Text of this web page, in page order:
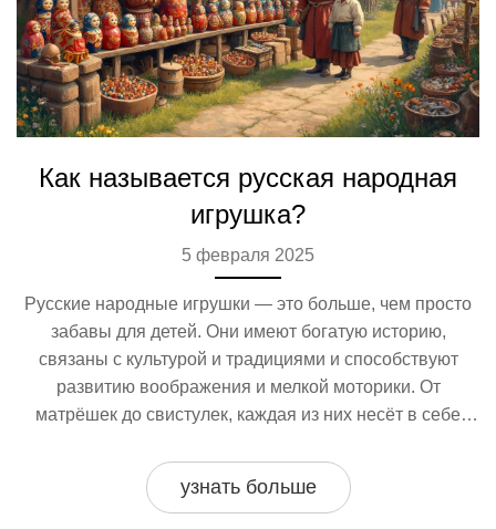
Как называется русская народная
игрушка?
5 февраля 2025
Русские народные игрушки — это больше, чем просто
забавы для детей. Они имеют богатую историю,
связаны с культурой и традициями и способствуют
развитию воображения и мелкой моторики. От
матрёшек до свистулек, каждая из них несёт в себе
происхождении, разновидностях и значении этих
игрушек в современном мире.
узнать больше